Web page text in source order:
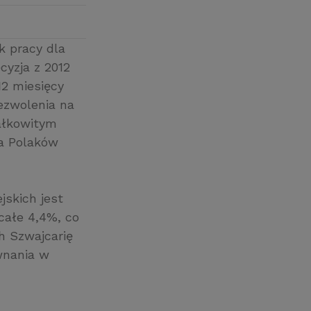
pracy dla
z 2012
miesięcy
na
Polaków
jest
4,4%, co
Szwajcarię
w